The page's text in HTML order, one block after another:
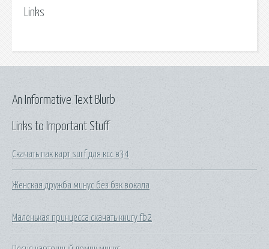
Links
Links to Important Stuff
Скачать пак карт surf для ксс в34
Женская дружба минус без бэк вокала
Маленькая принцесса скачать книгу fb2
An Informative Text Blurb